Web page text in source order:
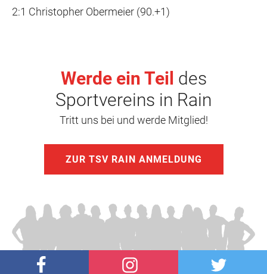
2:1 Christopher Obermeier (90.+1)
Werde ein Teil des
Sportvereins in Rain
Tritt uns bei und werde Mitglied!
ZUR TSV RAIN ANMELDUNG